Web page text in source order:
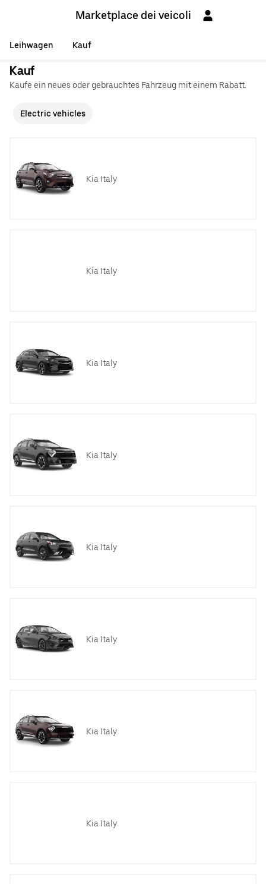
Marketplace dei veicoli
Leihwagen Kauf
Kauf
Kaufe ein neues oder gebrauchtes Fahrzeug mit einem Rabatt.
Electric vehicles
Kia Italy
Kia Italy
Kia Italy
Kia Italy
Kia Italy
Kia Italy
Kia Italy
Kia Italy